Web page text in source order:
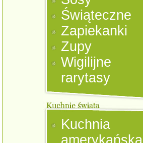
Świąteczne
Zapiekanki
Zupy
Wigilijne
rarytasy
Kuchnia
amerykańska